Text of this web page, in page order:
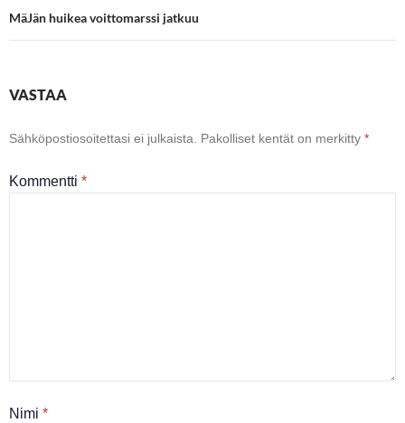
MäJän huikea voittomarssi jatkuu
VASTAA
Sähköpostiosoitettasi ei julkaista. Pakolliset kentät on merkitty *
Kommentti *
Nimi *